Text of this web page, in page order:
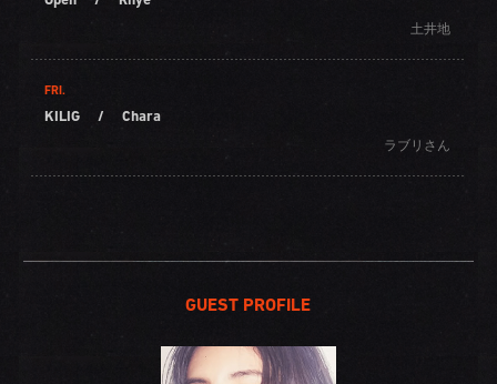
土井地
FRI.
KILIG / Chara
ラブリさん
GUEST PROFILE